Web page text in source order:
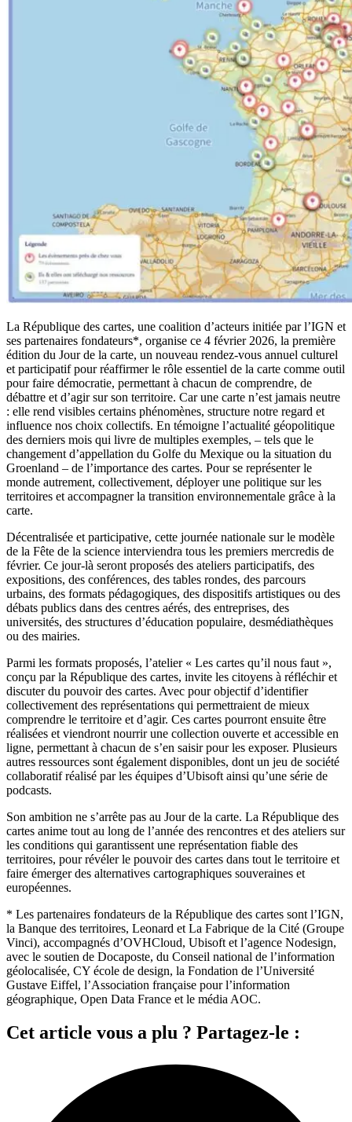
La République des cartes, une coalition d’acteurs initiée par l’IGN et
ses partenaires fondateurs*, organise ce 4 février 2026, la première
édition du Jour de la carte, un nouveau rendez-vous annuel culturel
et participatif pour réaffirmer le rôle essentiel de la carte comme outil
pour faire démocratie, permettant à chacun de comprendre, de
débattre et d’agir sur son territoire. Car une carte n’est jamais neutre
: elle rend visibles certains phénomènes, structure notre regard et
influence nos choix collectifs. En témoigne l’actualité géopolitique
des derniers mois qui livre de multiples exemples, – tels que le
changement d’appellation du Golfe du Mexique ou la situation du
Groenland – de l’importance des cartes. Pour se représenter le
monde autrement, collectivement, déployer une politique sur les
territoires et accompagner la transition environnementale grâce à la
carte.
Décentralisée et participative, cette journée nationale sur le modèle
de la Fête de la science interviendra tous les premiers mercredis de
février. Ce jour-là seront proposés des ateliers participatifs, des
expositions, des conférences, des tables rondes, des parcours
urbains, des formats pédagogiques, des dispositifs artistiques ou des
débats publics dans des centres aérés, des entreprises, des
universités, des structures d’éducation populaire, desmédiathèques
ou des mairies.
Parmi les formats proposés, l’atelier « Les cartes qu’il nous faut »,
conçu par la République des cartes, invite les citoyens à réfléchir et
discuter du pouvoir des cartes. Avec pour objectif d’identifier
collectivement des représentations qui permettraient de mieux
comprendre le territoire et d’agir. Ces cartes pourront ensuite être
réalisées et viendront nourrir une collection ouverte et accessible en
ligne, permettant à chacun de s’en saisir pour les exposer. Plusieurs
autres ressources sont également disponibles, dont un jeu de société
collaboratif réalisé par les équipes d’Ubisoft ainsi qu’une série de
podcasts.
Son ambition ne s’arrête pas au Jour de la carte. La République des
cartes anime tout au long de l’année des rencontres et des ateliers sur
les conditions qui garantissent une représentation fiable des
territoires, pour révéler le pouvoir des cartes dans tout le territoire et
faire émerger des alternatives cartographiques souveraines et
européennes.
* Les partenaires fondateurs de la République des cartes sont l’IGN,
la Banque des territoires, Leonard et La Fabrique de la Cité (Groupe
Vinci), accompagnés d’OVHCloud, Ubisoft et l’agence Nodesign,
avec le soutien de Docaposte, du Conseil national de l’information
géolocalisée, CY école de design, la Fondation de l’Université
Gustave Eiffel, l’Association française pour l’information
géographique, Open Data France et le média AOC.
Cet article vous a plu ? Partagez-le :